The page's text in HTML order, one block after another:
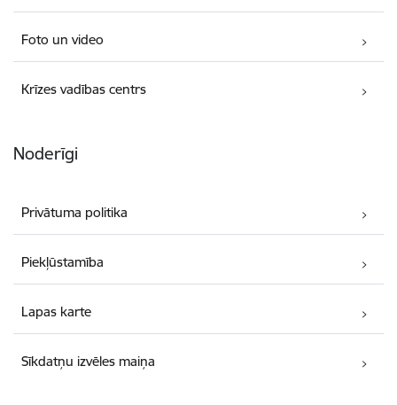
Foto un video
Krīzes vadības centrs
Noderīgi
Privātuma politika
Piekļūstamība
Lapas karte
Sīkdatņu izvēles maiņa